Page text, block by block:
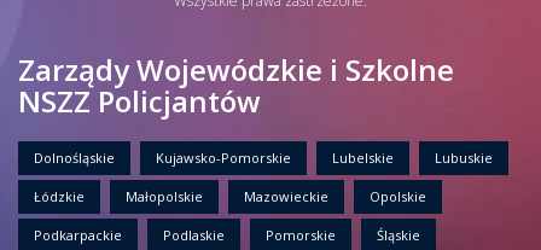
Zarządy Wojewódzkie i Szkolne
NSZZ Policjantów
Dolnośląskie Kujawsko-Pomorskie Lubelskie Lubuskie
Łódzkie Małopolskie Mazowieckie Opolskie
Podkarpackie Podlaskie Pomorskie Śląskie